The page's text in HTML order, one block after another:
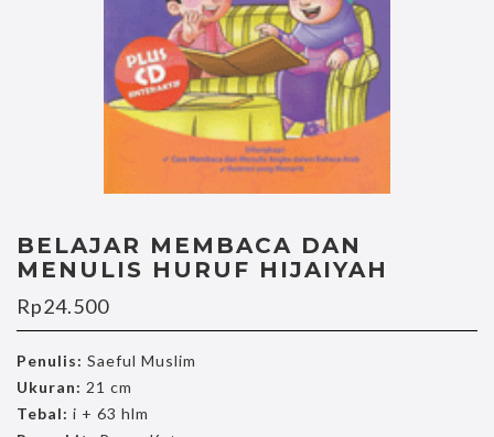
BELAJAR MEMBACA DAN
MENULIS HURUF HIJAIYAH
Rp24.500
Penulis: Saeful Muslim
Ukuran: 21 cm
Tebal: i + 63 hlm